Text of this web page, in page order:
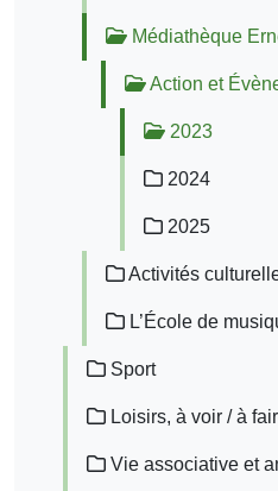
Médiathèque
Action et
2023
2024
2025
Activités
L’École de
Sport
Loisirs, à voir / à
Vie associative et